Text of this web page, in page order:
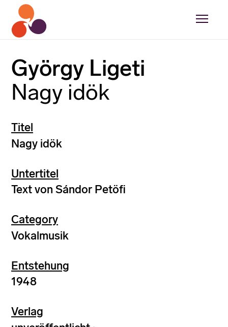
György Ligeti
Nagy idök
Titel
Nagy idök
Untertitel
Text von Sándor Petöfi
Category
Vokalmusik
Entstehung
1948
Verlag